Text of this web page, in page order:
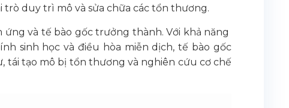
duy trì mô và sửa chữa các tổn thương.
ứng và tế bào gốc trưởng thành. Với khả năng
sinh học và điều hòa miễn dịch, tế bào gốc
tạo mô bị tổn thương và nghiên cứu cơ chế